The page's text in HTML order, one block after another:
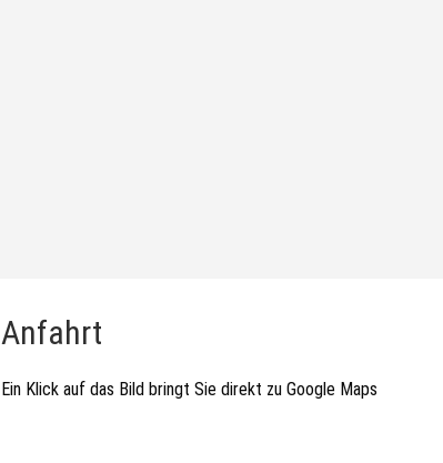
Anfahrt
Ein Klick auf das Bild bringt Sie direkt zu Google Maps